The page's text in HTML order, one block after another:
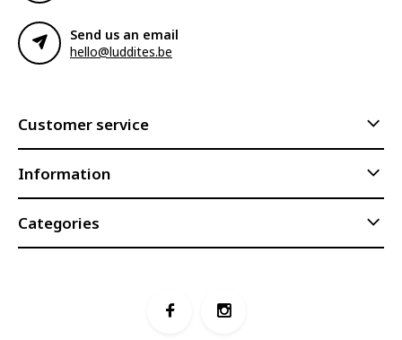
Send us an email
hello@luddites.be
Customer service
Information
Categories